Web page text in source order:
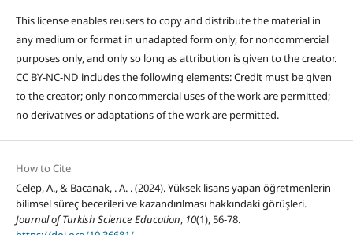
This license enables reusers to copy and distribute the material in
any medium or format in unadapted form only, for noncommercial
purposes only, and only so long as attribution is given to the creator.
CC BY-NC-ND includes the following elements: Credit must be given
to the creator; only noncommercial uses of the work are permitted;
no derivatives or adaptations of the work are permitted.
How to Cite
Celep, A., & Bacanak, . A. . (2024). Yüksek lisans yapan öğretmenlerin
bilimsel süreç becerileri ve kazandırılması hakkındaki görüşleri.
Journal of Turkish Science Education, 10(1), 56-78.